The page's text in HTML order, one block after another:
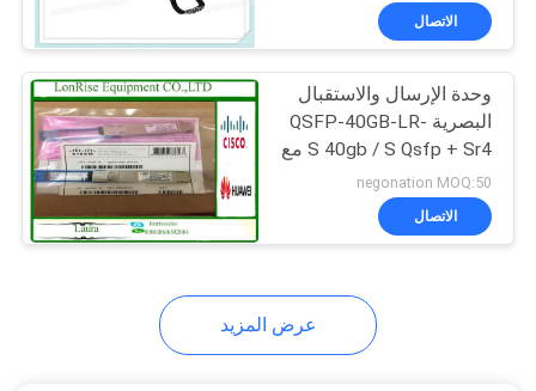
الاتصال
وحدة الإرسال والاستقبال
البصرية QSFP-40GB-LR-
S 40gb / S Qsfp + Sr4 مع
مفاتيح جيجابت
negonation MOQ:50
الاتصال
عرض المزيد